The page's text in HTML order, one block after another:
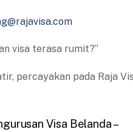
visa terasa rumit?”
percayakan pada Raja
Visa Belanda –